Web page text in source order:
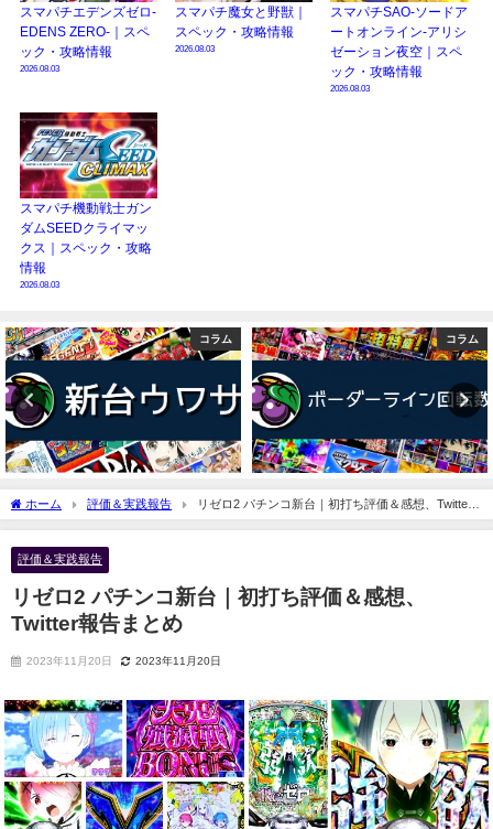
スマパチエデンズゼロ-
EDENS ZERO-｜スペ
ック・攻略情報
2026.08.03
スマパチ魔女と野獣｜
スペック・攻略情報
2026.08.03
スマパチSAO-ソードア
ートオンライン-アリシ
ゼーション夜空｜スペ
ック・攻略情報
2026.08.03
スマパチ機動戦士ガン
ダムSEEDクライマッ
クス｜スペック・攻略
情報
2026.08.03
コラム コラム
ホーム 評価＆実践報告
リゼロ2 パチンコ新台｜初打ち評価＆感想、Twitter
報告まとめ
評価＆実践報告
リゼロ2 パチンコ新台｜初打ち評価＆感想、
Twitter報告まとめ
2023年11月20日 2023年11月20日